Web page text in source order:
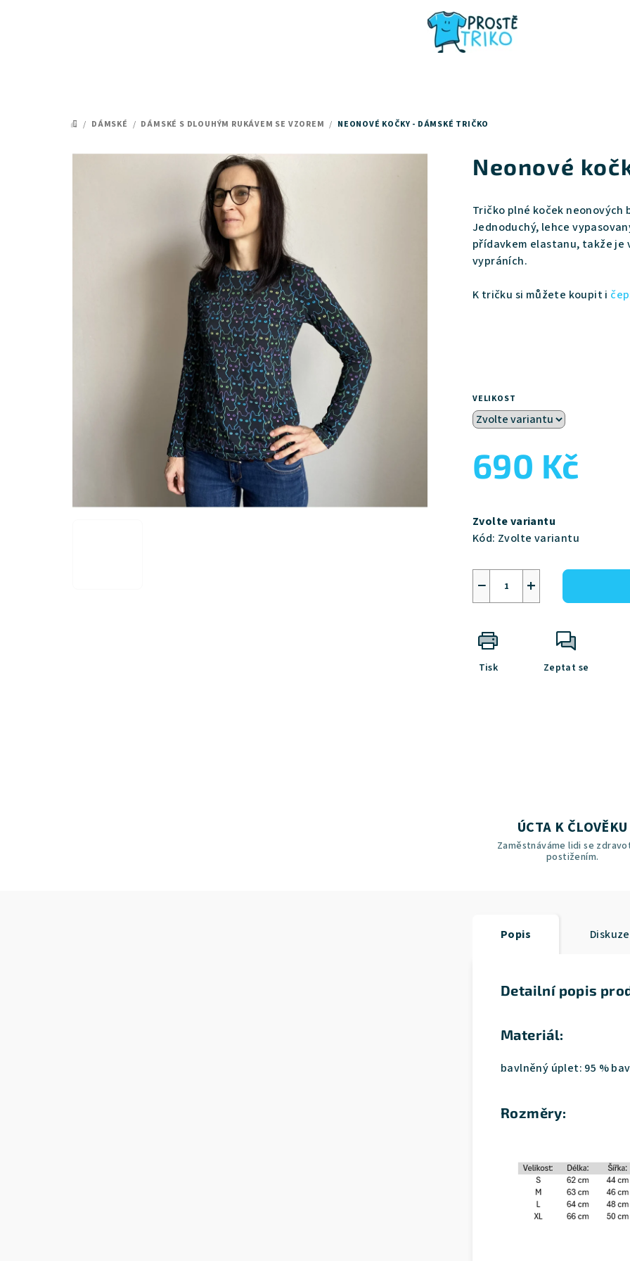
DOMŮ
/ DÁMSKÉ / DÁMSKÉ S DLOUHÝM RUKÁVEM SE VZOREM / NEONOVÉ KOČKY - DÁMSKÉ TRIČKO
Neonové
Tričko plné koček
Jednoduchý, lehce
přídavkem elastanu, takže je
vypráních.
K tričku si můžete koupit i
VELIKOST
690 Kč
cena:
Zvolte variantu
Kód: Zvolte variantu
+
−
Tisk Zeptat se
ÚCTA K ČLOVĚKU
Zaměstnáváme lidi se
postižením.
Popis Diskuze
Detailní popis
Materiál:
bavlněný úplet: 95 %
Rozměry: